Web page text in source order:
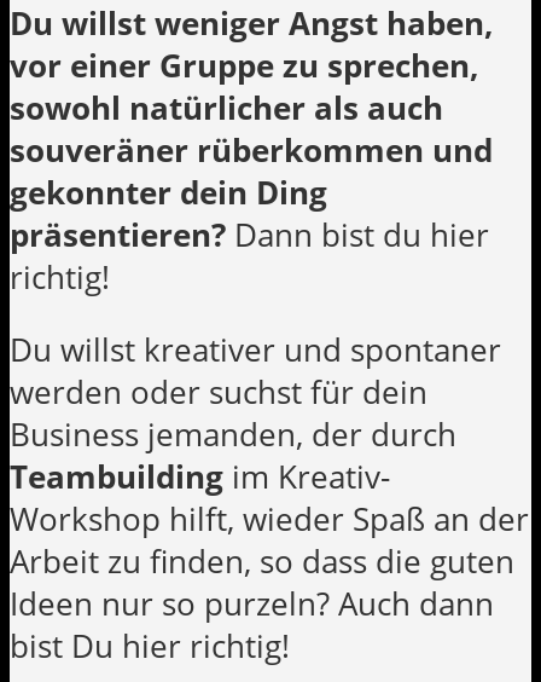
Du willst weniger Angst haben,
vor einer Gruppe zu sprechen,
sowohl natürlicher als auch
souveräner rüberkommen und
gekonnter dein Ding
präsentieren? Dann bist du hier
richtig!
Du willst kreativer und spontaner
werden oder suchst für dein
Business jemanden, der durch
Teambuilding im Kreativ-
Workshop hilft, wieder Spaß an der
Arbeit zu finden, so dass die guten
Ideen nur so purzeln? Auch dann
bist Du hier richtig!